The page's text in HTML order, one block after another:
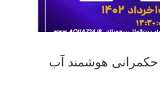
حکمرانی هوشمند آب